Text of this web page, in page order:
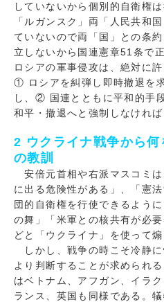
していないから個別的自衛権
「ルガンスク」両「人民共和
ていないので両「国」との条
立しないから国連憲章51条で
ロシアの軍事侵攻は、絶対に
① ロシアを糾弾し即時撤退を
し、② 国連とともに平和的手
和平・撤退へと強制しなければ
2 ウクライナ戦争から
の教訓
安倍元首相や右派マスコミは
に出る危険性がある」、「憲
団的自衛権を行使できるよう
の舞」「米軍との核共有が必
どと「ウクライナ」を使って煽
しかし、戦争の時こそ冷静
より判断することが求められ
はベトナム、アフガン、イラ
ランス、英国も同様である。